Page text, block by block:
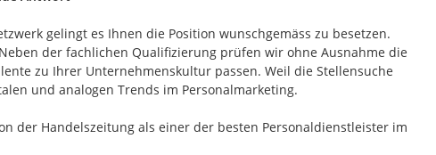
gelingt es Ihnen die Position wunschgemäss zu besetzen.
der fachlichen Qualifizierung prüfen wir ohne Ausnahme die
zu Ihrer Unternehmenskultur passen. Weil die Stellensuche
und analogen Trends im Personalmarketing.
der Handelszeitung als einer der besten Personaldienstleister im